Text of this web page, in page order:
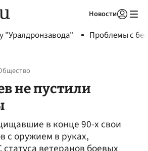
Новости
"Уралдронзавода" Проблемы с
не пустили
в конце 90-х свои
с оружием в руках,